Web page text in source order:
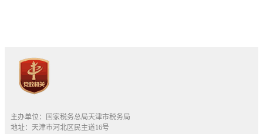
主办单位：国家税务总局天津市税务局
地址：天津市河北区民主道16号